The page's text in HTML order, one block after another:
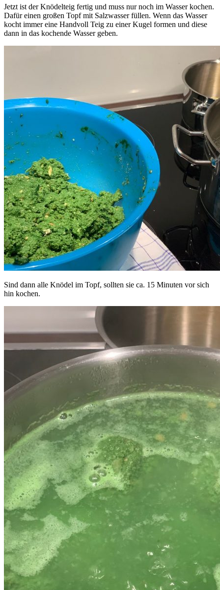
Jetzt ist der Knödelteig fertig und muss nur noch im Wasser kochen.
Dafür einen großen Topf mit Salzwasser füllen. Wenn das Wasser
kocht immer eine Handvoll Teig zu einer Kugel formen und diese
dann in das kochende Wasser geben.
Sind dann alle Knödel im Topf, sollten sie ca. 15 Minuten vor sich
hin kochen.